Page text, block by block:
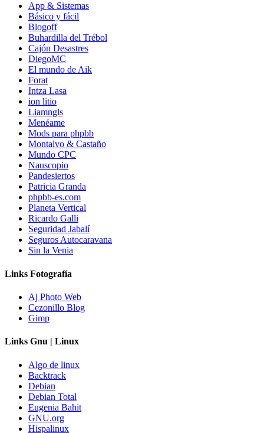
App & Sistemas
Básico y fácil
Blogoff
Buhardilla del Trébol
Cajón Desastres
DiegoMC
El mundo de Aik
Forat
Intza Lasa
ion litio
Liamngls
Menéame
Mods para phpbb
Montalvo & Castaño
Mundo CPC
Nauscopio
Pandesiertos
Patricia Granda
phpbb-es.com
Planeta Vertical
Ricardo Galli
Seguridad Jabalí
Seguros Autocaravana
Sin la Venia
Links Fotografía
Aj Photo Web
Cezonillo Blog
Gimp
Links Gnu | Linux
Algo de linux
Backtrack
Debian
Debian Total
Eugenia Bahit
GNU.org
Hispalinux